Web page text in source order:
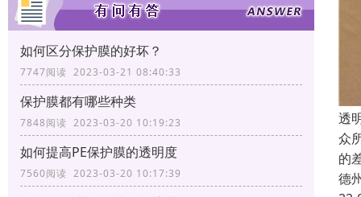
如何区分保护膜的好坏？
7747阅读 2023-03-21 08:40:33
保护膜都有哪些种类
7848阅读 2023-03-20 10:19:23
如何提高PE保护膜的透明度
7560阅读 2023-03-20 10:17:39
透
众
的
德